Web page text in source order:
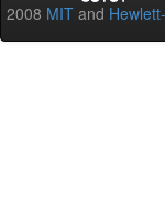
2008 MIT and